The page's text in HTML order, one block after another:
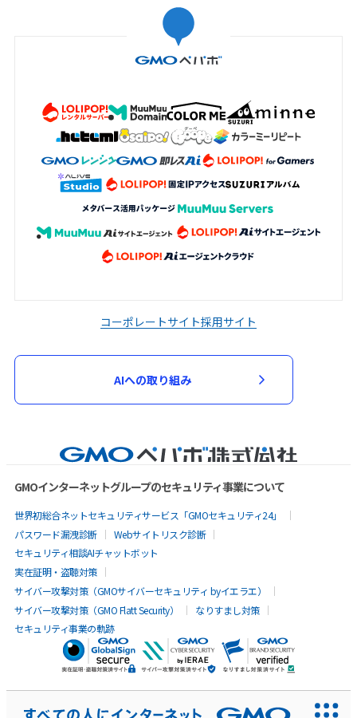
コーポレートサイト採用サイト
AIへの取り組み
GMOインターネットグループのセキュリティ事業について
世界初総合ネットセキュリティサービス「GMOセキュリティ24」
パスワード漏洩診断
Webサイトリスク診断
セキュリティ相談AIチャットボット
実在証明・盗聴対策
サイバー攻撃対策（GMOサイバーセキュリティ byイエラエ）
サイバー攻撃対策（GMO Flatt Security）
なりすまし対策
セキュリティ事業の軌跡